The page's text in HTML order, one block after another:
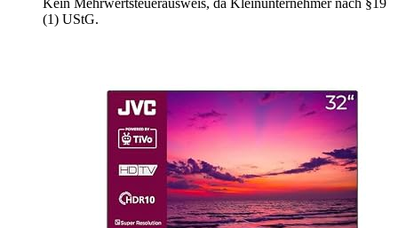
Kein Mehrwertsteuerausweis, da Kleinunternehmer nach §19
(1) UStG.